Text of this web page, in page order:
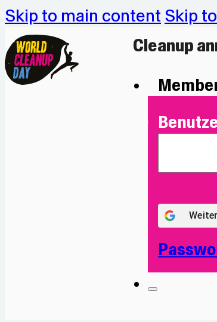
Skip to main content Skip
Cleanup